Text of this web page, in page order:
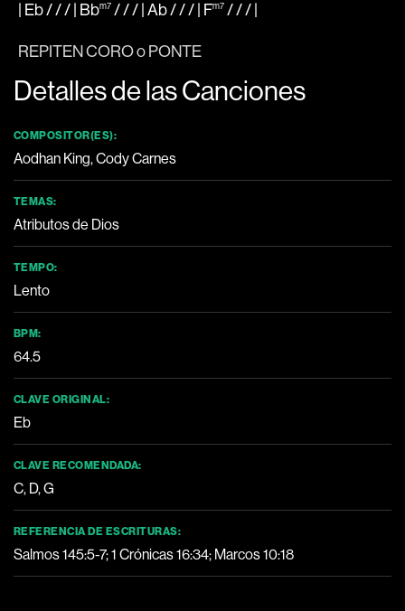
Eb/ / / | Bbm7 / / / | Ab/ / / | Fm7 / / /
REPITEN CORO o PONTE
Detalles de las Canciones
COMPOSITOR(ES):
Aodhan King, Cody Carnes
TEMAS:
Atributos de Dios
TEMPO:
Lento
BPM:
64.5
CLAVE ORIGINAL:
Eb
CLAVE RECOMENDADA:
C, D, G
REFERENCIA DE ESCRITURAS:
Salmos 145:5-7;1 Crónicas 16:34; Marcos 10:18